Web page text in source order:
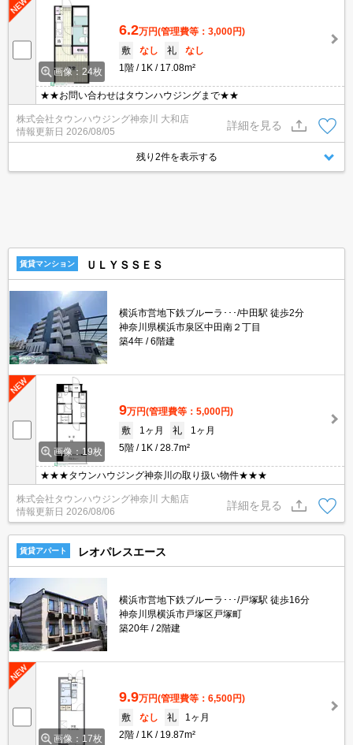
画像：24枚
6.2万円(管理費等：3,000円)
敷
なし 礼
なし
1階
1K 17.08m²
★★お問い合わせはタウンハウジングまで★★
株式会社タウンハウジング神奈川 大和店
情報更新日 2026/08/05
詳細を見る
残り2件を表示する
賃貸マンション ＵＬＹＳＳＥＳ
横浜市営地下鉄ブルーラ･･･/中田駅 徒歩2分
神奈川県横浜市泉区中田南２丁目
築4年
6階建
画像：19枚
9万円(管理費等：5,000円)
敷
1ヶ月 礼
1ヶ月
5階
1K 28.7m²
★★★タウンハウジング神奈川の取り扱い物件★★★
株式会社タウンハウジング神奈川 大船店
情報更新日 2026/08/06
詳細を見る
賃貸アパート レオパレスエース
横浜市営地下鉄ブルーラ･･･/戸塚駅 徒歩16分
神奈川県横浜市戸塚区戸塚町
築20年
2階建
画像：17枚
9.9万円(管理費等：6,500円)
敷
なし 礼
1ヶ月
2階
1K 19.87m²